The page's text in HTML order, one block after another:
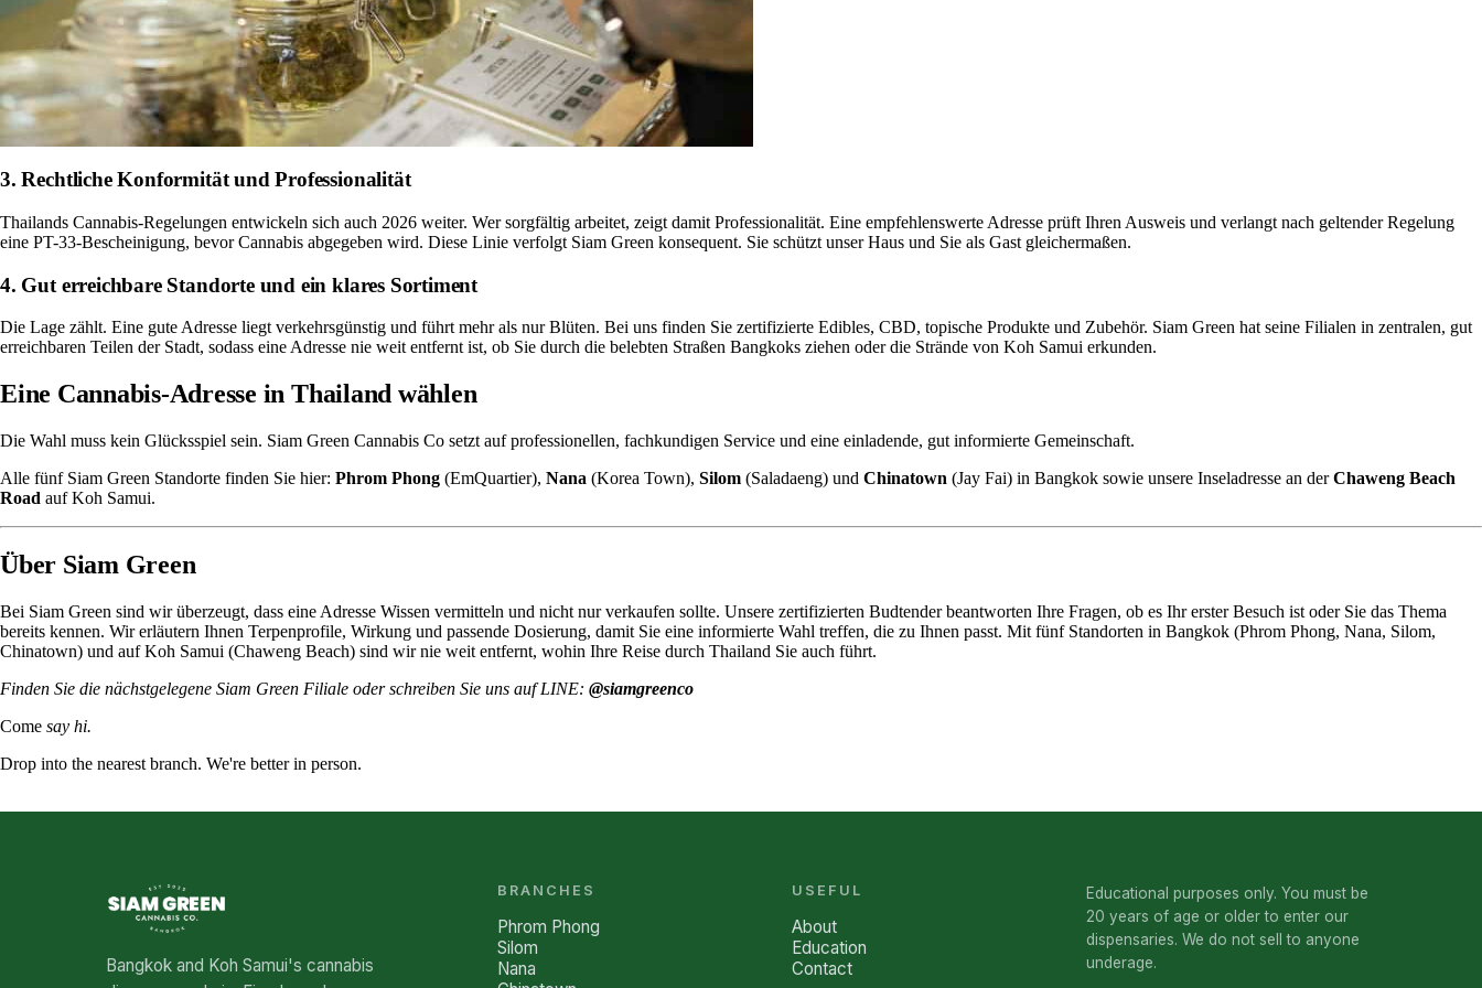
3. Rechtliche Konformität und Professionalität
Thailands Cannabis-Regelungen entwickeln sich auch 2026 weiter. Wer sorgfältig arbeitet, zeigt damit Professionalität. Eine empfehlenswerte Adresse prüft Ihren Ausweis und verlangt nach geltender Regelung
eine PT-33-Bescheinigung, bevor Cannabis abgegeben wird. Diese Linie verfolgt Siam Green konsequent. Sie schützt unser Haus und Sie als Gast gleichermaßen.
4. Gut erreichbare Standorte und ein klares Sortiment
Die Lage zählt. Eine gute Adresse liegt verkehrsgünstig und führt mehr als nur Blüten. Bei uns finden Sie zertifizierte Edibles, CBD, topische Produkte und Zubehör. Siam Green hat seine Filialen in zentralen, gut
erreichbaren Teilen der Stadt, sodass eine Adresse nie weit entfernt ist, ob Sie durch die belebten Straßen Bangkoks ziehen oder die Strände von Koh Samui erkunden.
Eine Cannabis-Adresse in Thailand wählen
Die Wahl muss kein Glücksspiel sein. Siam Green Cannabis Co setzt auf professionellen, fachkundigen Service und eine einladende, gut informierte Gemeinschaft.
Alle fünf Siam Green Standorte finden Sie hier: Phrom Phong (EmQuartier), Nana (Korea Town), Silom (Saladaeng) und Chinatown (Jay Fai) in Bangkok sowie unsere Inseladresse an derChaweng Beach
Road auf Koh Samui.
Über Siam Green
Bei Siam Green sind wir überzeugt, dass eine Adresse Wissen vermitteln und nicht nur verkaufen sollte. Unsere zertifizierten Budtender beantworten Ihre Fragen, ob es Ihr erster Besuch ist oder Sie das Thema
bereits kennen. Wir erläutern Ihnen Terpenprofile, Wirkung und passende Dosierung, damit Sie eine informierte Wahl treffen, die zu Ihnen passt. Mit fünf Standorten in Bangkok (Phrom Phong, Nana, Silom,
Chinatown) und auf Koh Samui (Chaweng Beach) sind wir nie weit entfernt, wohin Ihre Reise durch Thailand Sie auch führt.
Finden Sie die nächstgelegene Siam Green Filiale oder schreiben Sie uns auf LINE: @siamgreenco
Come say hi.
Drop into the nearest branch. We're better in person.
Bangkok and Koh Samui's cannabis
BRANCHES
Phrom Phong
Silom
Nana
USEFUL
About
Education
Contact
Educational purposes only. You must be
20 years of age or older to enter our
dispensaries. We do not sell to anyone
underage.